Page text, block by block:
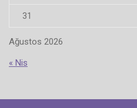
Ağustos 2026
31
« Nis